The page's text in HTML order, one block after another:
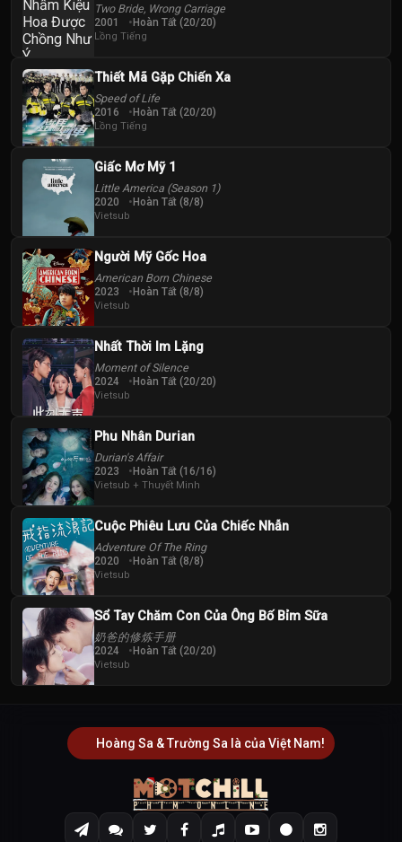
Shaun Thomas
Two Bride, Wrong Carriage
2001 Hoàn Tất (20/20)
Lồng Tiếng
Thiết Mã Gặp Chiến Xa
Speed of Life
2016 Hoàn Tất (20/20)
Lồng Tiếng
Giấc Mơ Mỹ 1
Little America (Season 1)
2020 Hoàn Tất (8/8)
Vietsub
Người Mỹ Gốc Hoa
American Born Chinese
2023 Hoàn Tất (8/8)
Vietsub
Nhất Thời Im Lặng
Moment of Silence
2024 Hoàn Tất (20/20)
Vietsub
Phu Nhân Durian
Durian's Affair
2023 Hoàn Tất (16/16)
Vietsub + Thuyết Minh
Cuộc Phiêu Lưu Của Chiếc Nhẫn
Adventure Of The Ring
2020 Hoàn Tất (8/8)
Vietsub
Sổ Tay Chăm Con Của Ông Bố Bỉm Sữa
奶爸的修炼手册
2024 Hoàn Tất (20/20)
Vietsub
Hoàng Sa & Trường Sa là của Việt Nam!